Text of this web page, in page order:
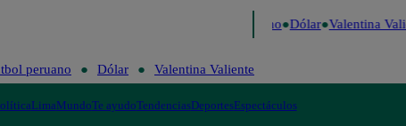
Fútbol peruano Dólar Valentina
peruano Dólar Valentina Valiente
LimaMundoTe ayudoTendenciasDeportesEspectáculos